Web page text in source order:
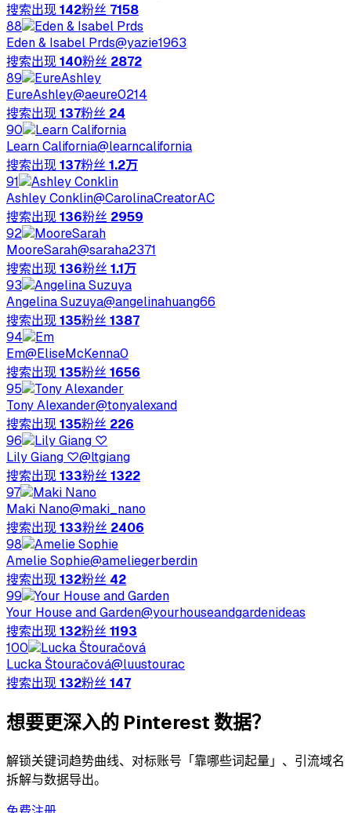
搜索出现142粉丝 7158
88
Eden & Isabel Prds@yazie1963
搜索出现140粉丝 2872
89
EureAshley@aeure0214
搜索出现137粉丝 24
90
Learn California@learncalifornia
搜索出现137粉丝 1.2万
91
Ashley Conklin@CarolinaCreatorAC
搜索出现136粉丝 2959
92
MooreSarah@saraha2371
搜索出现136粉丝 1.1万
93
Angelina Suzuya@angelinahuang66
搜索出现135粉丝 1387
94
Em@EliseMcKenna0
搜索出现135粉丝 1656
95
Tony Alexander@tonyalexand
搜索出现135粉丝 226
96
Lily Giang ♡@ltgiang
搜索出现133粉丝 1322
97
Maki Nano@maki_nano
搜索出现133粉丝 2406
98
Amelie Sophie@ameliegerberdin
搜索出现132粉丝 42
99
Your House and Garden@yourhouseandgardenideas
搜索出现132粉丝 1193
100
Lucka Štouračová@luustourac
搜索出现132粉丝 147
想要更深入的 Pinterest 数据？
解锁关键词趋势曲线、对标账号「靠哪些词起量」、引流域名
拆解与数据导出。